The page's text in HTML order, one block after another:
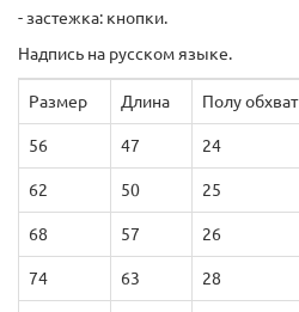
- застежка: кнопки.
Надпись на русском языке.
Размер Длина Полу обхват
56 47 24
62 50 25
68 57 26
74 63 28